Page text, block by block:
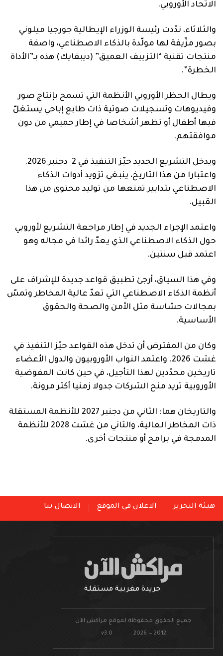
الاتحاد الأوروبي.
والثلاثاء، ندّدت رئيسة الوزراء الإيطالية جورجيا ميلوني
بصور مزّيفة لها مولّدة بالذكاء الاصطناعي، واصفة
منتجات تقنية “التزييف العميق” (ديبفايك) هذه بـ”الأداة
الخطرة”.
ويطال الحظر الأوروبي الأنظمة التي تسمح بإنتاج صور
وفيديوهات وتسجيلات صوتية ذات طابع إباحي يستغلّ
فيها أطفال أو تظهر أشخاصا في إطار حميمي من دون
موافقتهم.
ويدخل التشريع الجديد حيّز التنفيذ في 2 دجنبر 2026.
واعتبارا من هذا التاريخ، ينبغي تزويد أدوات الذكاء
الاصطناعي بتدابير تمنعها من توليد محتوى من هذا
القبيل.
واعتمد الإجراء الجديد في إطار مراجعة التشريع لأوروبي
حول الذكاء الاصطناعي الذي يعدّ رائدا في مجاله وهو
اعتمد قبل سنتين.
وفي هذا السياق، أرجئ تطبيق قواعد جديدة للإشراف على
أنظمة الذكاء الاصطناعي التي تعدّ عالية المخاطر وتمسّ
بمجالات حسّاسة مثل الأمن والصحة والحقوق
الأساسية.
وكان من المفترض أن تدخل هذه القواعد حيّز التنفيذ في
غشت 2026. واعتمد النواب الأوروبيون والدول الأعضاء
تاريخين محدّدين لهذا التأجيل، في حين كانت المفوضية
الأوروبية تريد منح الشركات جدولا زمنيا أكثر مرونة.
والتاريخان هما: الثاني من دجنبر 2027 للأنظمة المستقلة
ذات المخاطر العالية، والثاني من غشت 2028 للأنظمة
المدمجة في برامج أو منتجات أخرى.
هيئة التحرير الاعلان في الموقع الاتصال بنا
جريدة مغربية مستقلة
جميع الحقوق محفوظة لموقع مراكش الآن
v3.0 2026 — 2012